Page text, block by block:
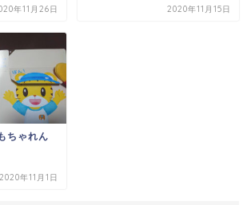
年11月26日 2020年11月15日
ちゃれん
2020年11月1日